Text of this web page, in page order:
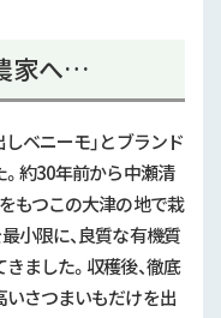
家へ…
ベニーモ」とブランド
約30年前から中瀬清
もつこの大津の地で栽
小限に、良質な有機質
ました。収穫後、徹底
さつまいもだけを出